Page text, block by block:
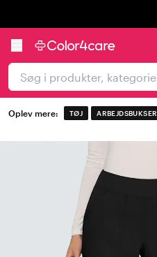
Oplev mere: TØJ ARBEJDSBUKSER